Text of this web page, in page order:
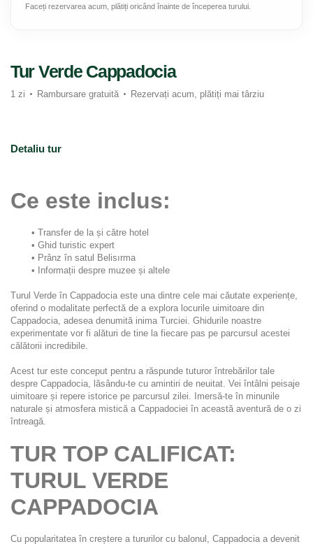
Tur Verde Cappadocia
1 zi Rambursare gratuită Rezervați acum, plătiți mai târziu
Detaliu tur
Ce este inclus:
Transfer de la și către hotel
Ghid turistic expert
Prânz în satul Belisırma
Informații despre muzee și altele
Turul Verde în Cappadocia este una dintre cele mai căutate experiențe,
oferind o modalitate perfectă de a explora locurile uimitoare din
Cappadocia, adesea denumită inima Turciei. Ghidurile noastre
experimentate vor fi alături de tine la fiecare pas pe parcursul acestei
călătorii incredibile.
Acest tur este conceput pentru a răspunde tuturor întrebărilor tale
despre Cappadocia, lăsându-te cu amintiri de neuitat. Vei întâlni peisaje
uimitoare și repere istorice pe parcursul zilei. Imersă-te în minunile
naturale și atmosfera mistică a Cappadociei în această aventură de o zi
întreagă.
TUR TOP CALIFICAT:
TURUL VERDE
CAPPADOCIA
Cu popularitatea în creștere a tururilor cu balonul, Cappadocia a devenit
Faceți rezervarea acum, plătiți oricând înainte de începerea turului.